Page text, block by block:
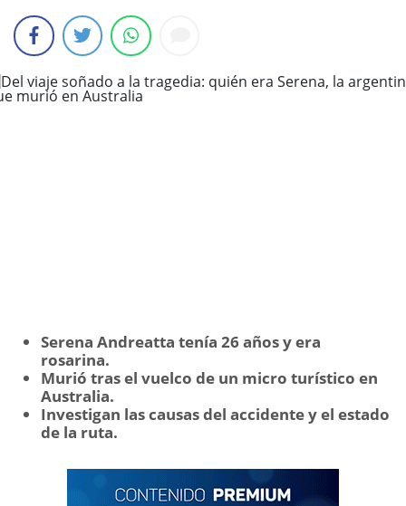
Serena Andreatta tenía 26 años y era
rosarina.
Murió tras el vuelco de un micro turístico en
Australia.
Investigan las causas del accidente y el estado
de la ruta.